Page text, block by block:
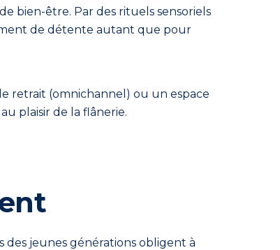
bien-être. Par des rituels sensoriels
de détente autant que pour
retrait (omnichannel) ou un espace
plaisir de la flânerie.
des jeunes générations obligent à